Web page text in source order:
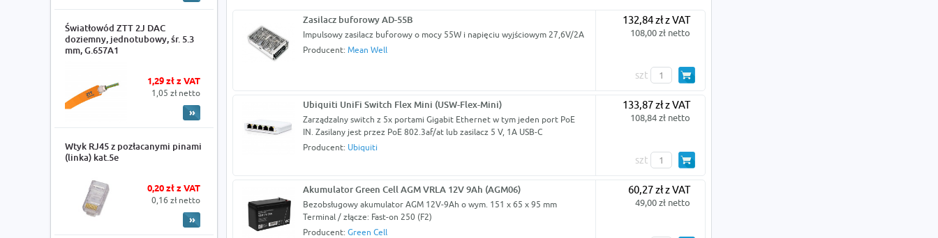
Światłowód ZTT 2J DAC
doziemny, jednotubowy, śr. 5.3
mm, G.657A1
1,29 zł z VAT
1,05 zł netto
Wtyk RJ45 z pozłacanymi pinami
(linka) kat.5e
0,20 zł z VAT
0,16 zł netto
Zasilacz buforowy AD-55B
Impulsowy zasilacz buforowy o mocy 55W i napięciu wyjściowym 27,6V/2A
Producent: Mean Well
132,84 zł z VAT
108,00 zł netto
szt
Ubiquiti UniFi Switch Flex Mini (USW-Flex-Mini)
Zarządzalny switch z 5x portami Gigabit Ethernet w tym jeden port PoE
IN. Zasilany jest przez PoE 802.3af/at lub zasilacz 5 V, 1A USB-C
Producent: Ubiquiti
133,87 zł z VAT
108,84 zł netto
szt
Akumulator Green Cell AGM VRLA 12V 9Ah (AGM06)
Bezobsługowy akumulator AGM 12V-9Ah o wym. 151 x 65 x 95 mm
Terminal / złącze: Fast-on 250 (F2)
Producent: Green Cell
60,27 zł z VAT
49,00 zł netto